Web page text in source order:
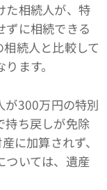
た相続人が、特
ずに相続できる
続人と比較して
ます。
が300万円の特別
持ち戻しが免除
に加算されず、
ついては、遺産